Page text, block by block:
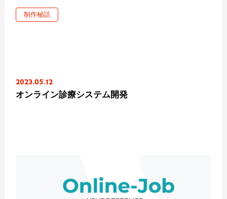
制作秘話
2023.05.12
オンライン診療システム開発